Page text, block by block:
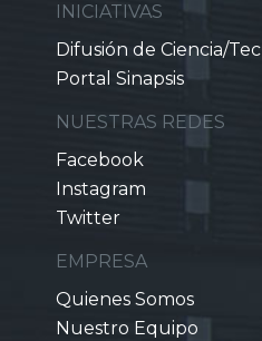
INICIATIVAS
Difusión de Ciencia/Tec
Portal Sinapsis
NUESTRAS REDES
Facebook
Instagram
Twitter
EMPRESA
Quienes Somos
Nuestro Equipo